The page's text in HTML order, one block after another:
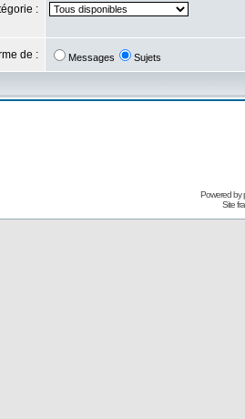
:
de : Messages Sujets
Powered by
Site